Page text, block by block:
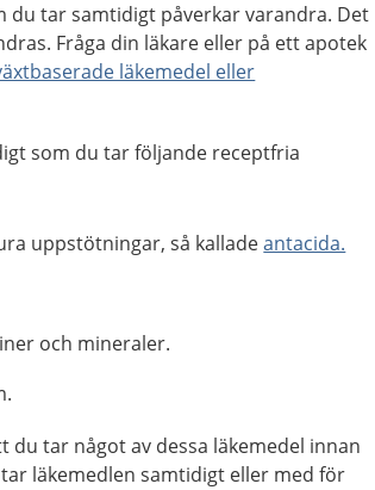
du tar samtidigt påverkar varandra. Det
Fråga din läkare eller på ett apotek
läkemedel eller
som du tar följande receptfria
uppstötningar, så kalladeantacida.
och mineraler.
tar något av dessa läkemedel innan
läkemedlen samtidigt eller med för